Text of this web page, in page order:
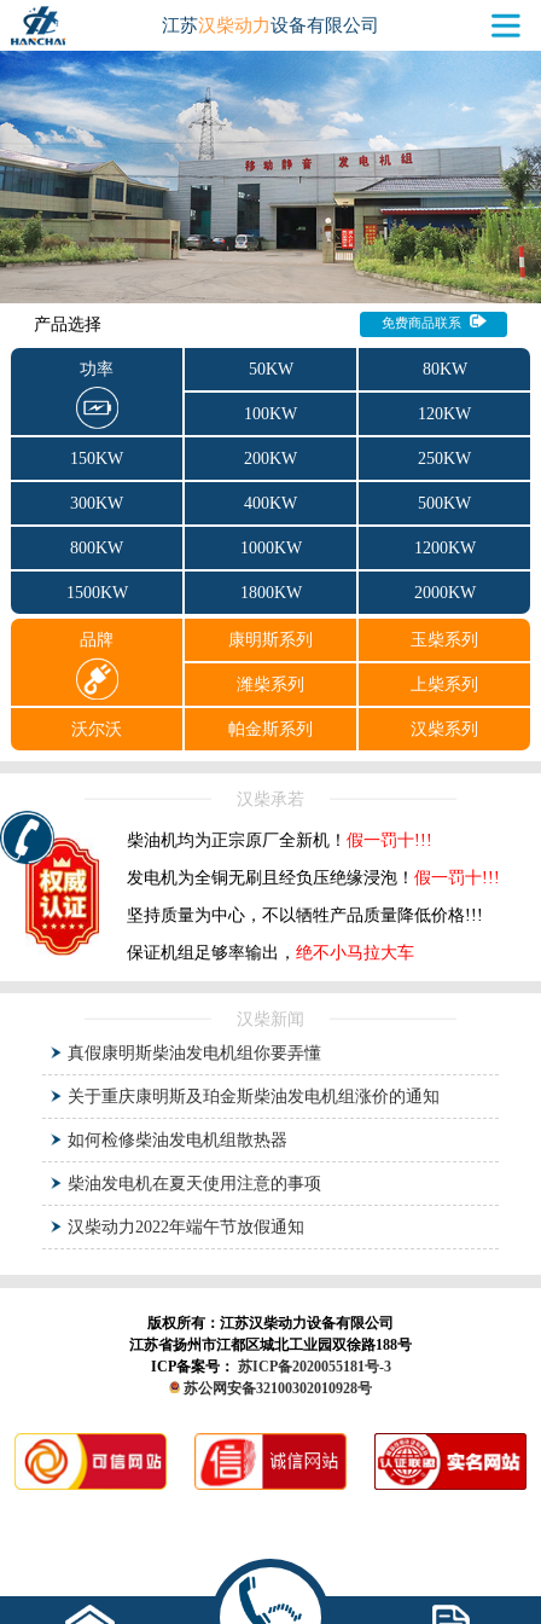
江苏汉柴动力设备有限公司
产品选择 免费商品联系
功率 50KW 80KW
100KW 120KW
150KW 200KW 250KW
300KW 400KW 500KW
800KW 1000KW 1200KW
1500KW 1800KW 2000KW
品牌 康明斯系列 玉柴系列
潍柴系列 上柴系列
沃尔沃 帕金斯系列 汉柴系列
汉柴承若
柴油机均为正宗原厂全新机！ 假一罚十!!!
发电机为全铜无刷且经负压绝缘浸泡！ 假一罚十!!!
坚持质量为中心，不以牺牲产品质量降低价格!!!
保证机组足够率输出， 绝不小马拉大车
汉柴新闻
真假康明斯柴油发电机组你要弄懂
关于重庆康明斯及珀金斯柴油发电机组涨价的通知
如何检修柴油发电机组散热器
柴油发电机在夏天使用注意的事项
汉柴动力2022年端午节放假通知
版权所有：江苏汉柴动力设备有限公司
江苏省扬州市江都区城北工业园双徐路188号
ICP备案号： 苏ICP备2020055181号-3
苏公网安备32100302010928号